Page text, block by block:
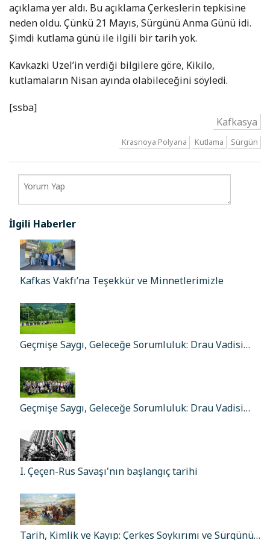
açıklama yer aldı. Bu açıklama Çerkeslerin tepkisine
neden oldu. Çünkü 21 Mayıs, Sürgünü Anma Günü idi.
Şimdi kutlama günü ile ilgili bir tarih yok.
Kavkazki Uzel’in verdiği bilgilere göre, Kikilo,
kutlamaların Nisan ayında olabileceğini söyledi.
[ssba]
Kafkasya
Krasnoya Polyana Kutlama Sürgün
İlgili Haberler
Kafkas Vakfı’na Teşekkür ve Minnetlerimizle
Geçmişe Saygı, Geleceğe Sorumluluk: Drau Vadisi…
Geçmişe Saygı, Geleceğe Sorumluluk: Drau Vadisi…
I. Çeçen-Rus Savaşı'nın başlangıç tarihi
Tarih, Kimlik ve Kayıp: Çerkes Soykırımı ve Sürgünü…